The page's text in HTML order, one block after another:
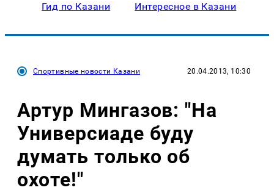
Гид по Казани Интересное в Казани
Спортивные новости Казани 20.04.2013, 10:30
Артур Мингазов: "На
Универсиаде буду
думать только об
охоте!"